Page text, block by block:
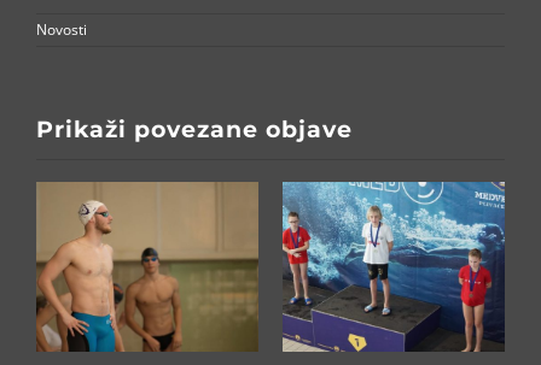
Novosti
Prikaži povezane objave